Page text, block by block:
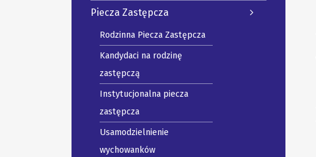
Piecza Zastępcza
Rodzinna Piecza Zastępcza
Kandydaci na rodzinę
zastępczą
Instytucjonalna piecza
zastępcza
Usamodzielnienie
wychowanków